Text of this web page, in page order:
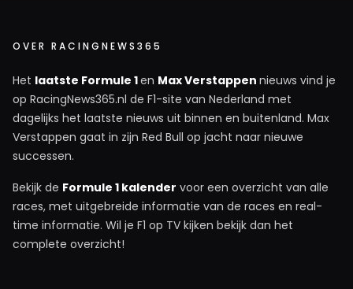
OVER RACINGNEWS365
Het laatste Formule 1en Max Verstappen nieuws vind je
op RacingNews365.nl de F1-site van Nederland met
dagelijks het laatste nieuws uit binnen en buitenland. Max
Verstappen gaat in zijn Red Bull op jacht naar nieuwe
successen.
Bekijk de Formule 1 kalender voor een overzicht van alle
races, met uitgebreide informatie van de races en real-
time informatie. Wil je F1 op TV kijken bekijk dan het
complete overzicht!